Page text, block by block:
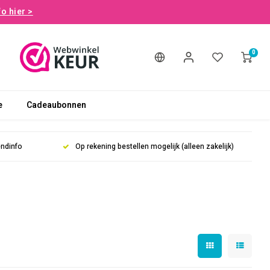
hier >
0
Cadeaubonnen
Op rekening bestellen mogelijk (alleen zakelijk)